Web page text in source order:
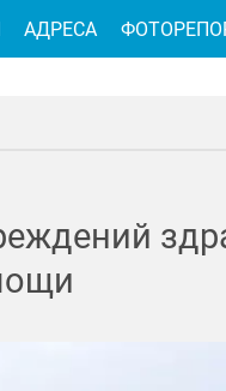
АДРЕСА